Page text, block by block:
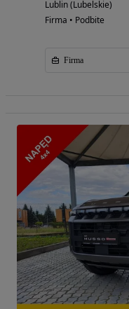
Lublin (Lubelskie)
Firma • Podbite
Firma